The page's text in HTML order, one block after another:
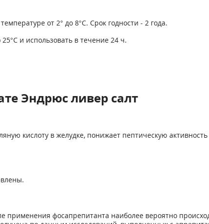
от 2° до 8°С. Срок годности - 2 года.
и использовать в течение 24 ч.
Эндрюс ливер салт
кислоту в желудке, понижает пептическую
применения фосапрепитанта наиболее вероятно